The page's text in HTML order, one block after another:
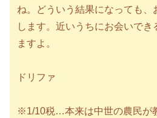
ね。どういう結果になっても、
します。近いうちにお会いで
ますよ。
ドリファ
※1/10税…本来は中世の農民が